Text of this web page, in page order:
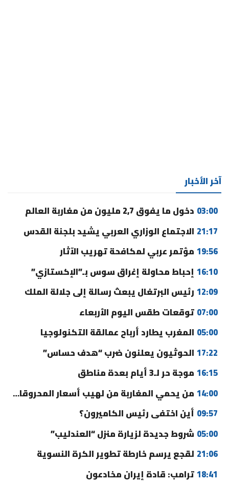
آخر الأخبار
03:00 دخول ما يفوق 2,7 مليون من مغاربة العالم
21:17 الاجتماع الوزاري العربي يشيد بلجنة القدس
19:56 مؤتمر عربي لمكافحة تهريب الآثار
16:10 إحباط محاولة إغراق سوس بـ”الإكستازي”
12:09 رئيس البرتغال يبعث رسالة إلى جلالة الملك
07:00 توقعات طقس اليوم الأربعاء
05:00 المغرب يطارد أرباح عمالقة التكنولوجيا
17:22 الحوثيون يعلنون ضرب “هدف حساس”
16:15 موجة حر لـ3 أيام بعدة مناطق
14:00 من يحمي المغاربة من لهيب أسعار المحروقات؟
09:57 أين اختفى رئيس الكاميرون؟
05:00 شروط جديدة لزيارة منزل “العندليب”
21:06 لقجع يرسم خارطة تطوير الكرة النسوية
18:41ترامب: قادة إيران مخادعون